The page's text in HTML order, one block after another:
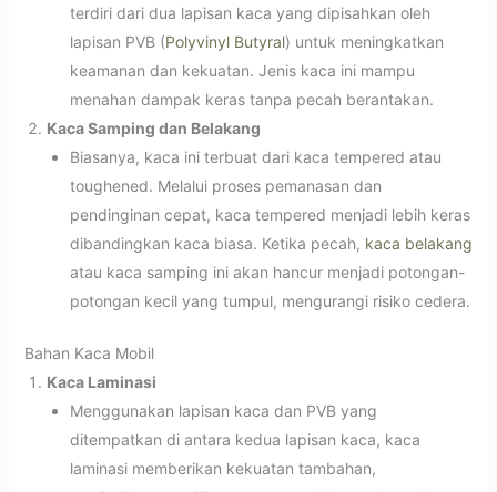
terdiri dari dua lapisan kaca yang dipisahkan oleh
lapisan PVB (Polyvinyl Butyral) untuk meningkatkan
keamanan dan kekuatan. Jenis kaca ini mampu
menahan dampak keras tanpa pecah berantakan.
Kaca Samping dan Belakang
Biasanya, kaca ini terbuat dari kaca tempered atau
toughened. Melalui proses pemanasan dan
pendinginan cepat, kaca tempered menjadi lebih keras
dibandingkan kaca biasa. Ketika pecah, kaca belakang
atau kaca samping ini akan hancur menjadi potongan-
potongan kecil yang tumpul, mengurangi risiko cedera.
Bahan Kaca Mobil
Kaca Laminasi
Menggunakan lapisan kaca dan PVB yang
ditempatkan di antara kedua lapisan kaca, kaca
laminasi memberikan kekuatan tambahan,